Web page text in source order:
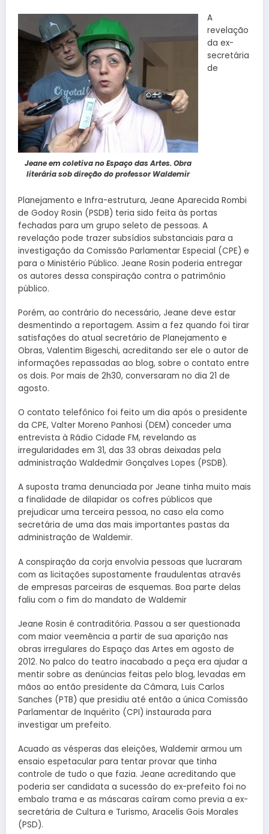
Jeane em coletiva no Espaço das Artes. Obra
literária sob direção do professor Waldemir
A
revelação
da ex-
secretária
de
Planejamento e Infra-estrutura, Jeane Aparecida Rombi
de Godoy Rosin (PSDB) teria sido feita às portas
fechadas para um grupo seleto de pessoas. A
revelação pode trazer subsídios substanciais para a
investigação da Comissão Parlamentar Especial (CPE) e
para o Ministério Público. Jeane Rosin poderia entregar
os autores dessa conspiração contra o patrimônio
público.
Porém, ao contrário do necessário, Jeane deve estar
desmentindo a reportagem. Assim a fez quando foi tirar
satisfações do atual secretário de Planejamento e
Obras, Valentim Bigeschi, acreditando ser ele o autor de
informações repassadas ao blog, sobre o contato entre
os dois. Por mais de 2h30, conversaram no dia 21 de
agosto.
O contato telefônico foi feito um dia após o presidente
da CPE, Valter Moreno Panhosi (DEM) conceder uma
entrevista à Rádio Cidade FM, revelando as
irregularidades em 31, das 33 obras deixadas pela
administração Waldedmir Gonçalves Lopes (PSDB).
A suposta trama denunciada por Jeane tinha muito mais
a finalidade de dilapidar os cofres públicos que
prejudicar uma terceira pessoa, no caso ela como
secretária de uma das mais importantes pastas da
administração de Waldemir.
A conspiração da corja envolvia pessoas que lucraram
com as licitações supostamente fraudulentas através
de empresas parceiras de esquemas. Boa parte delas
faliu com o fim do mandato de Waldemir
Jeane Rosin é contraditória. Passou a ser questionada
com maior veemência a partir de sua aparição nas
obras irregulares do Espaço das Artes em agosto de
2012. No palco do teatro inacabado a peça era ajudar a
mentir sobre as denúncias feitas pelo blog, levadas em
mãos ao então presidente da Câmara, Luis Carlos
Sanches (PTB) que presidiu até então a única Comissão
Parlamentar de Inquérito (CPI) instaurada para
investigar um prefeito.
Acuado as vésperas das eleições, Waldemir armou um
ensaio espetacular para tentar provar que tinha
controle de tudo o que fazia. Jeane acreditando que
poderia ser candidata a sucessão do ex-prefeito foi no
embalo trama e as máscaras caíram como previa a ex-
secretária de Cultura e Turismo, Aracelis Gois Morales
(PSD).